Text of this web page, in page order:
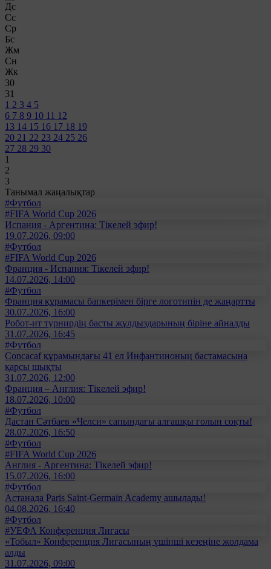
Дс
Сс
Ср
Бс
Жм
Сн
Жк
30
31
1 2 3 4 5
6 7 8 9 10 11 12
13 14 15 16 17 18 19
20 21 22 23 24 25 26
27 28 29 30
1
2
3
Танымал жаңалықтар
#Футбол
#FIFA World Cup 2026
Испания - Аргентина: Тікелей эфир!
19.07.2026, 09:00
#Футбол
#FIFA World Cup 2026
Франция - Испания: Тікелей эфир!
14.07.2026, 14:00
#Футбол
Франция құрамасы бапкерімен бірге логотипін де жаңартты
30.07.2026, 16:00
Робот-ит турнирдің басты жұлдыздарының біріне айналды
31.07.2026, 16:45
#Футбол
Concacaf құрамындағы 41 ел Инфантиноның бастамасына
қарсы шықты
31.07.2026, 12:00
Франция – Англия: Тікелей эфир!
18.07.2026, 10:00
#Футбол
Дастан Сәтбаев «Челси» сапындағы алғашқы голын соқты!
28.07.2026, 16:50
#Футбол
#FIFA World Cup 2026
Англия - Аргентина: Тікелей эфир!
15.07.2026, 16:00
#Футбол
Астанада Paris Saint-Germain Academy ашылады!
04.08.2026, 16:40
#Футбол
#УЕФА Конференция Лигасы
«Тобыл» Конференция Лигасының үшінші кезеңіне жолдама
алды
31.07.2026, 09:00